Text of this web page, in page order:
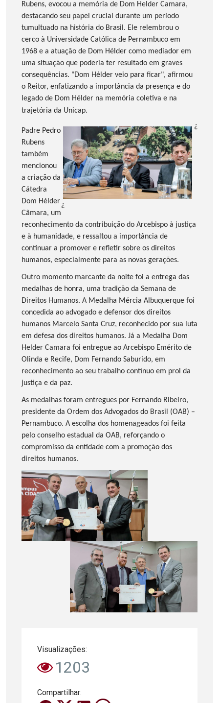
Rubens, evocou a memória de Dom Helder Camara,
destacando seu papel crucial durante um período
tumultuado na história do Brasil. Ele relembrou o
cerco à Universidade Católica de Pernambuco em
1968 e a atuação de Dom Hélder como mediador em
uma situação que poderia ter resultado em graves
consequências. "Dom Hélder veio para ficar", afirmou
o Reitor, enfatizando a importância da presença e do
legado de Dom Hélder na memória coletiva e na
trajetória da Unicap.
¿
¿
Padre Pedro
Rubens
também
mencionou
a criação da
Cátedra
Dom Hélder
Câmara, um
reconhecimento da contribuição do Arcebispo à justiça
e à humanidade, e ressaltou a importância de
continuar a promover e refletir sobre os direitos
humanos, especialmente para as novas gerações.
Outro momento marcante da noite foi a entrega das
medalhas de honra, uma tradição da Semana de
Direitos Humanos. A Medalha Mércia Albuquerque foi
concedida ao advogado e defensor dos direitos
humanos Marcelo Santa Cruz, reconhecido por sua luta
em defesa dos direitos humanos. Já a Medalha Dom
Helder Camara foi entregue ao Arcebispo Emérito de
Olinda e Recife, Dom Fernando Saburido, em
reconhecimento ao seu trabalho contínuo em prol da
justiça e da paz.
As medalhas foram entregues por Fernando Ribeiro,
presidente da Ordem dos Advogados do Brasil (OAB) –
Pernambuco. A escolha dos homenageados foi feita
pelo conselho estadual da OAB, reforçando o
compromisso da entidade com a promoção dos
direitos humanos.
Visualizações:
1203
Compartilhar: